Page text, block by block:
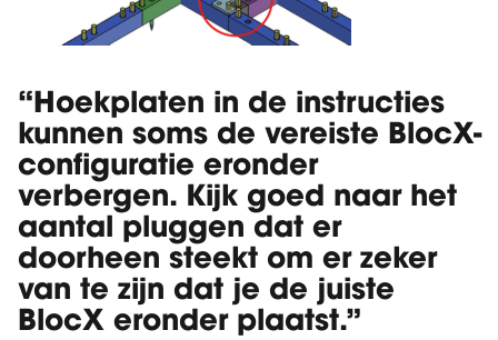
“Hoekplaten in de instructies
kunnen soms de vereiste BlocX-
configuratie eronder
verbergen. Kijk goed naar het
aantal pluggen dat er
doorheen steekt om er zeker
van te zijn dat je de juiste
BlocX eronder plaatst.”